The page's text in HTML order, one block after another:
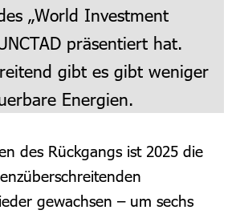
„World Investment
präsentiert hat.
gibt es gibt weniger
Energien.
des Rückgangs ist 2025 die
gewachsen – um sechs